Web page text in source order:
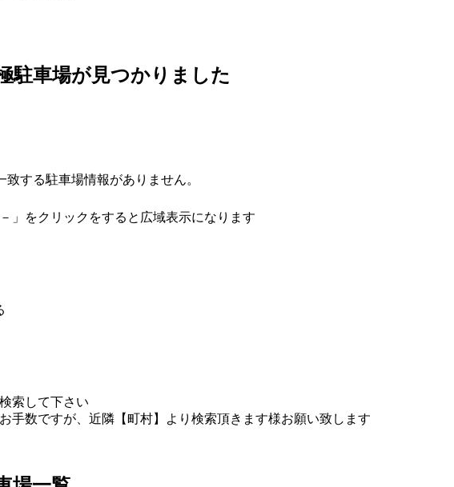
駐車場が見つかりました
する駐車場情報がありません。
」をクリックをすると広域表示になります
索して下さい
手数ですが、近隣【町村】より検索頂きます様お願い致します